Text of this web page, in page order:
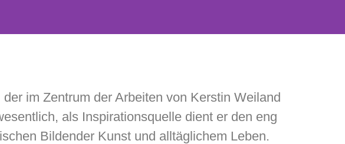
im Zentrum der Arbeiten von Kerstin Weiland
als Inspirationsquelle dient er den eng
Bildender Kunst und alltäglichem Leben.